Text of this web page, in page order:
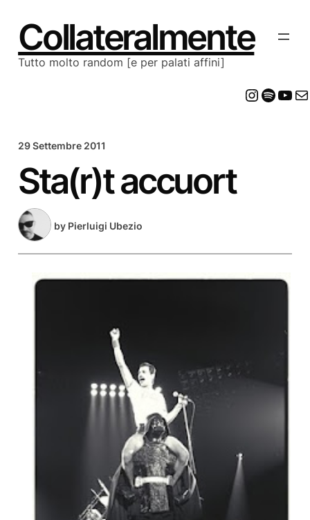
contenuto
Collateralmente
Tutto molto random [e per palati affini]
29 Settembre 2011
Sta(r)t accuort
by Pierluigi Ubezio